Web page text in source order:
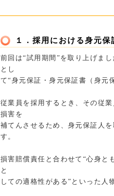
１．採用における身元
前回は“試用期間”を取り上げま
とし
て“身元保証・身元保証書（身元
従業員を採用するとき、その従
損害を
補てんさせるため、身元保証人
す。
損害賠償責任と合わせて“心身と
と
しての適格性がある”といった人